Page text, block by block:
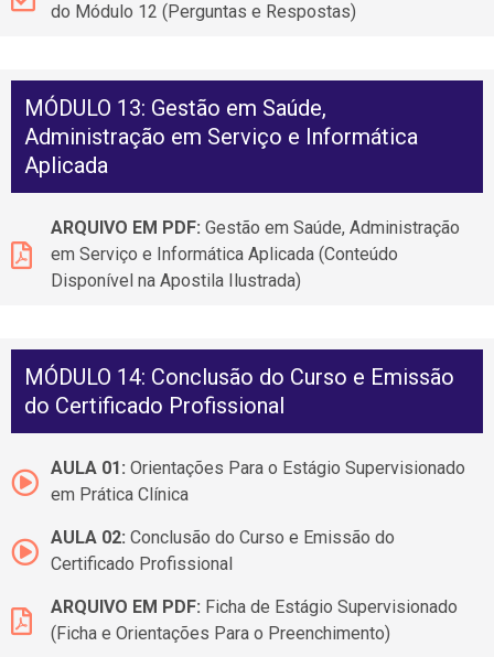
do Módulo 12 (Perguntas e Respostas)
MÓDULO 13: Gestão em Saúde,
Administração em Serviço e Informática
Aplicada
ARQUIVO EM PDF: Gestão em Saúde, Administração
em Serviço e Informática Aplicada (Conteúdo
Disponível na Apostila Ilustrada)
MÓDULO 14: Conclusão do Curso e Emissão
do Certificado Profissional
AULA 01: Orientações Para o Estágio Supervisionado
em Prática Clínica
AULA 02: Conclusão do Curso e Emissão do
Certificado Profissional
ARQUIVO EM PDF: Ficha de Estágio Supervisionado
(Ficha e Orientações Para o Preenchimento)